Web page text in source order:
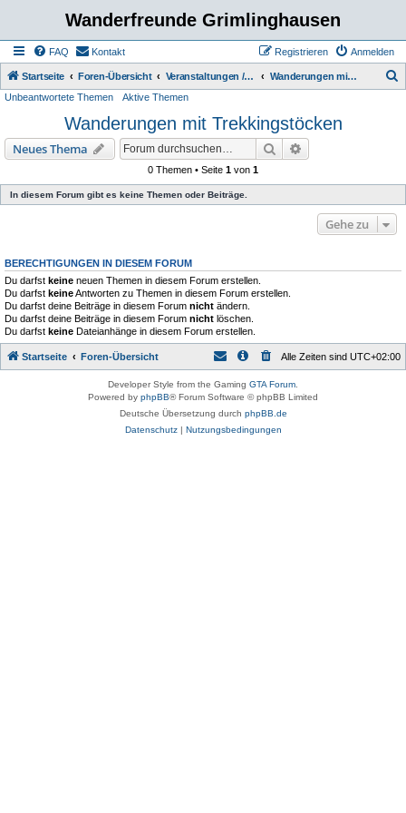
Wanderfreunde Grimlinghausen
FAQ Kontakt Anmelden
Registrieren
Startseite Foren-Übersicht Veranstaltungen / Wanderungen Wanderungen mit Trekkingstöcken
Unbeantwortete Themen Aktive Themen
Wanderungen mit Trekkingstöcken
Neues Thema Suche
0 Themen • Seite 1 von 1
In diesem Forum gibt es keine Themen oder Beiträge.
Gehe zu
BERECHTIGUNGEN IN DIESEM FORUM
Du darfst keine neuen Themen in diesem Forum erstellen.
Du darfst keineAntworten zu Themen in diesem Forum erstellen.
Du darfst deine Beiträge in diesem Forum nicht ändern.
Du darfst deine Beiträge in diesem Forum nicht löschen.
Du darfst keine Dateianhänge in diesem Forum erstellen.
Startseite Foren-Übersicht Alle Zeiten sind UTC+02:00
Developer Style from the Gaming GTA Forum
Powered by phpBB® Forum Software © phpBB Limited
Deutsche Übersetzung durch phpBB.de
Datenschutz| Nutzungsbedingungen